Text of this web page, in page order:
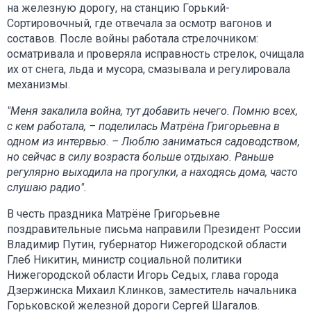
на железную дорогу, на станцию Горький-
Сортировочный, где отвечала за осмотр вагонов и
составов. После войны работала стрелочником:
осматривала и проверяла исправность стрелок, очищала
их от снега, льда и мусора, смазывала и регулировала
механизмы.
"Меня закалила война, тут добавить нечего. Помню всех,
с кем работала, – поделилась Матрёна Григорьевна в
одном из интервью. – Люблю заниматься садоводством,
но сейчас в силу возраста больше отдыхаю. Раньше
регулярно выходила на прогулки, а находясь дома, часто
слушаю радио".
В честь праздника Матрёне Григорьевне
поздравительные письма направили Президент России
Владимир Путин, губернатор Нижегородской области
Глеб Никитин, министр социальной политики
Нижегородской области Игорь Седых, глава города
Дзержинска Михаил Клинков, заместитель начальника
Горьковской железной дороги Сергей Шагалов.